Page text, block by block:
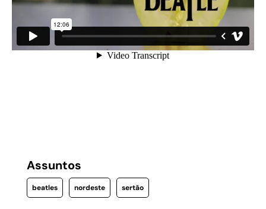
Assuntos
beatles nordeste sertão